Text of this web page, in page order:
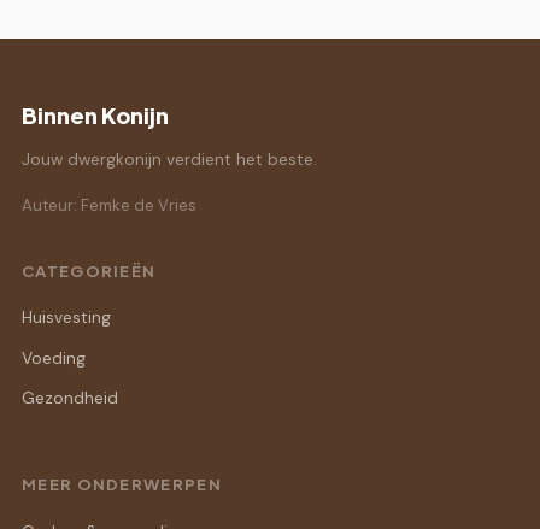
Binnen Konijn
Jouw dwergkonijn verdient het beste.
Auteur: Femke de Vries
CATEGORIEËN
Huisvesting
Voeding
Gezondheid
MEER ONDERWERPEN